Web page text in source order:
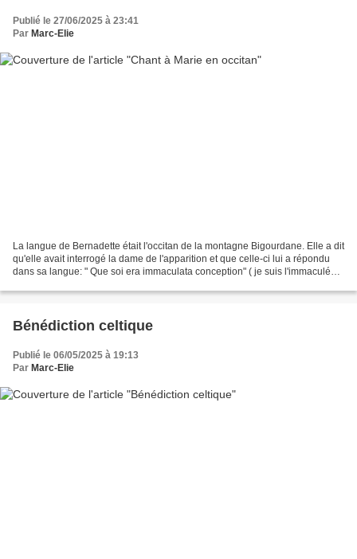
Publié le 27/06/2025 à 23:41
Par Marc-Elie
La langue de Bernadette était l'occitan de la montagne Bigourdane. Elle a dit
qu'elle avait interrogé la dame de l'apparition et que celle-ci lui a répondu
dans sa langue: " Que soi era immaculata conception" ( je suis l'immaculée
Bénédiction celtique
Publié le 06/05/2025 à 19:13
Par Marc-Elie